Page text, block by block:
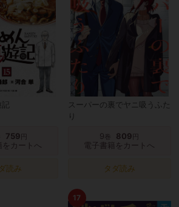
759円
をカートへ
読み
スーパーの裏でヤニ吸うふた
り
9 巻 809円
電子書籍をカートへ
タダ読み
17